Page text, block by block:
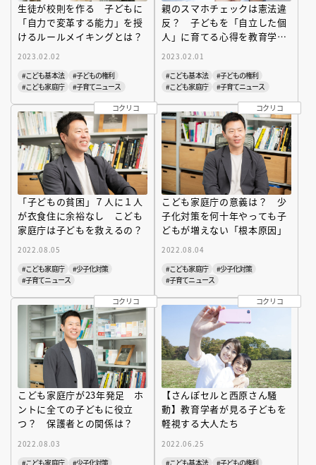
生徒が校則を作る 子どもに
「自力で変革する能力」を授
けるルールメイキングとは？
2023.02.02
#こども基本法
#子どもの権利
#こども家庭庁
#子育てニュース
親のスマホチェックは憲法違
反？ 子どもを「自立した個
人」に育てる心得を教育学者
が伝授
2023.02.01
#こども基本法
#子どもの権利
#こども家庭庁
#子育てニュース
コクリコ
「子どもの貧困」７人に１人
が衣食住に余裕なし こども
家庭庁は子どもを救えるの？
2022.08.05
#こども家庭庁
#少子化対策
#子育てニュース
コクリコ
こども家庭庁の意義は？ 少
子化対策を何十年やっても子
どもが増えない「根本原因」
2022.08.04
#こども家庭庁
#少子化対策
#子育てニュース
コクリコ
こども家庭庁が23年発足 ホ
ントに全ての子どもに役立
つ？ 保護者との関係は？
2022.08.03
#こども家庭庁
#少子化対策
コクリコ
【さんぽセルと西原さん騒
動】教育学者が見る子どもを
軽視する大人たち
2022.06.25
#こども基本法
#子どもの権利